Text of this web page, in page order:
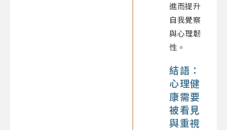
進而提升
自我覺察
與心理韌
性。
結語：
心理健
康需要
被看見
與重視